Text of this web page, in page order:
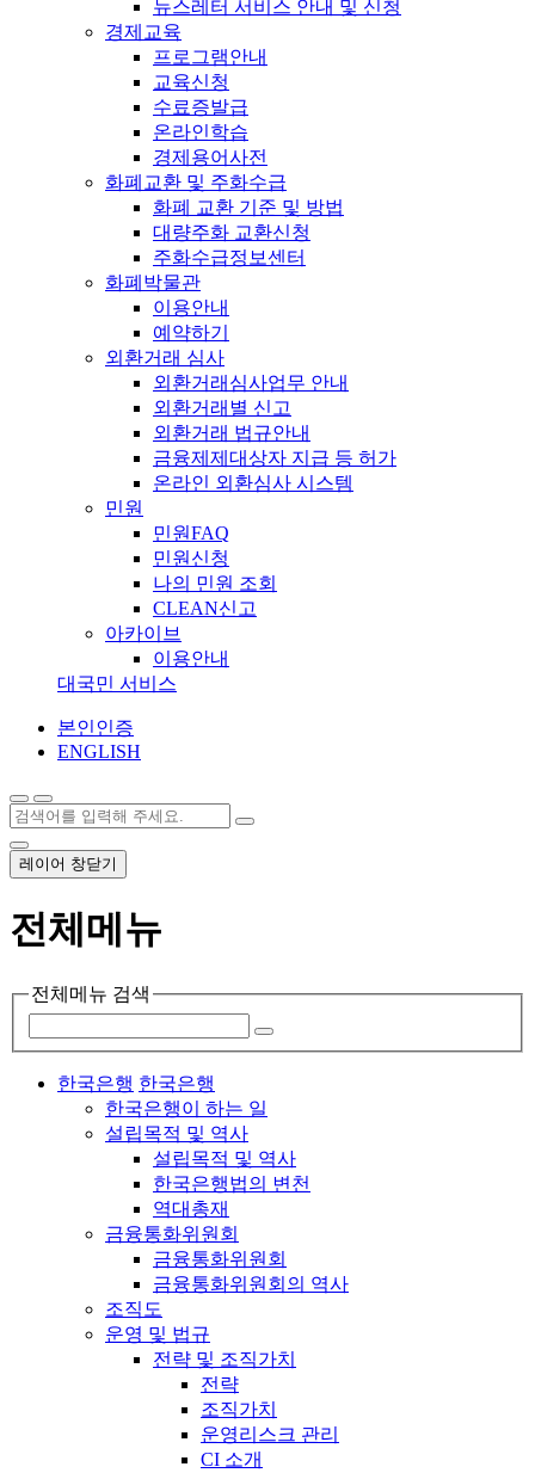
뉴스레터 서비스 안내 및 신청
경제교육
프로그램안내
교육신청
수료증발급
온라인학습
경제용어사전
화폐교환 및 주화수급
화폐 교환 기준 및 방법
대량주화 교환신청
주화수급정보센터
화폐박물관
이용안내
예약하기
외환거래 심사
외환거래심사업무 안내
외환거래별 신고
외환거래 법규안내
금융제제대상자 지급 등 허가
온라인 외환심사 시스템
민원
민원FAQ
민원신청
나의 민원 조회
CLEAN신고
아카이브
이용안내
대국민 서비스
본인인증
ENGLISH
레이어 창닫기
전체메뉴
전체메뉴 검색
한국은행 한국은행
한국은행이 하는 일
설립목적 및 역사
설립목적 및 역사
한국은행법의 변천
역대총재
금융통화위원회
금융통화위원회
금융통화위원회의 역사
조직도
운영 및 법규
전략 및 조직가치
전략
조직가치
운영리스크 관리
CI 소개